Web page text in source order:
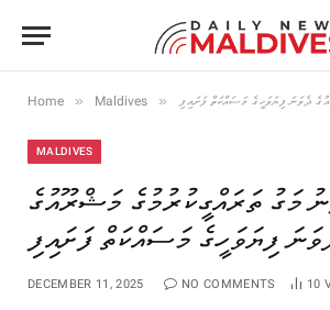
Home » Maldives » ދެވަނަ ފިޔަވަހީގެ މަސައްކަތް ފަށައިފި
MALDIVES
މަގު ތަރައްގީކުރުމުގެ މަޝްރޫއުގެ
ފިޔަވަހީގެ މަސައްކަތް ފަށައިފި
DECEMBER 11, 2025 NO COMMENTS 10